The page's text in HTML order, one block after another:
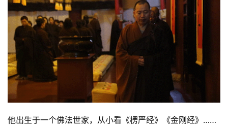
资
讯
八
点
僧
音
高
他出生于一个佛法世家，从小看《楞严经》《金刚经》……